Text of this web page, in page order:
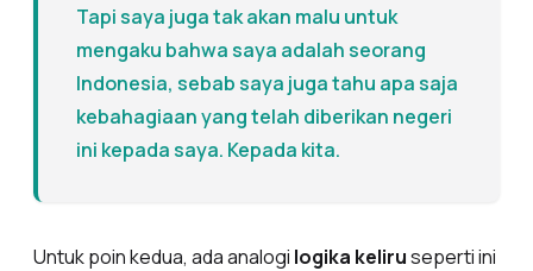
Tapi saya juga tak akan malu untuk
mengaku bahwa saya adalah seorang
Indonesia, sebab saya juga tahu apa saja
kebahagiaan yang telah diberikan negeri
ini kepada saya. Kepada kita.
Untuk poin kedua, ada analogi logika keliruseperti ini